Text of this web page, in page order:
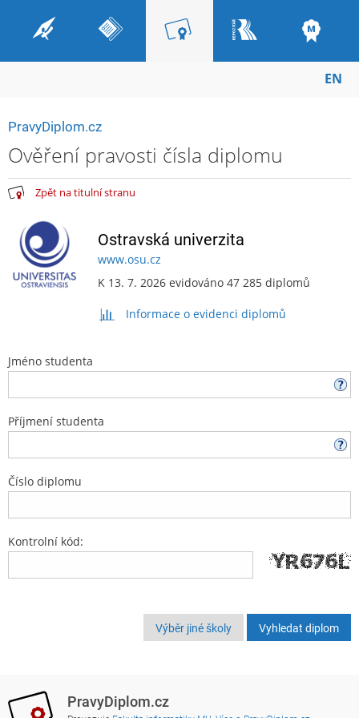
EN
PravyDiplom.cz
Ověření pravosti čísla diplomu
Zpět na titulní stranu
Ostravská univerzita
www.osu.cz
K 13. 7. 2026 evidováno 47 285 diplomů
Informace o evidenci diplomů
Jméno studenta
Příjmení studenta
Číslo diplomu
Kontrolní kód:
Výběr jiné školy
PravyDiplom.cz